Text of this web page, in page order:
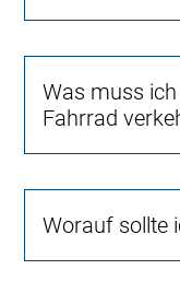
Was muss
Fahrrad
Worauf sollte